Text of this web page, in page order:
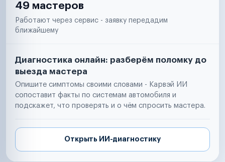
49 мастеров
Работают через сервис - заявку передадим
ближайшему
Диагностика онлайн: разберём поломку до
выезда мастера
Опишите симптомы своими словами - Карвэй ИИ
сопоставит факты по системам автомобиля и
подскажет, что проверять и о чём спросить мастера.
Открыть ИИ-диагностику